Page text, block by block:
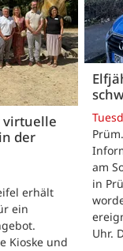
virtuelle
der
erhält
ein
Kioske und
am
in
Uhr.